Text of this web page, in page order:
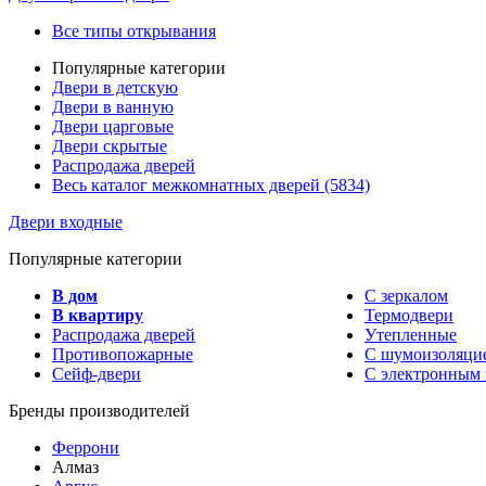
Все типы открывания
Популярные категории
Двери в детскую
Двери в ванную
Двери царговые
Двери скрытые
Распродажа дверей
Весь каталог межкомнатных дверей (5834)
Двери входные
Популярные категории
В дом
В квартиру
Распродажа дверей
Противопожарные
Сейф-двери
С зеркалом
Термодвери
Утепленные
С
С электронным
Бренды производителей
Феррони
Алмаз